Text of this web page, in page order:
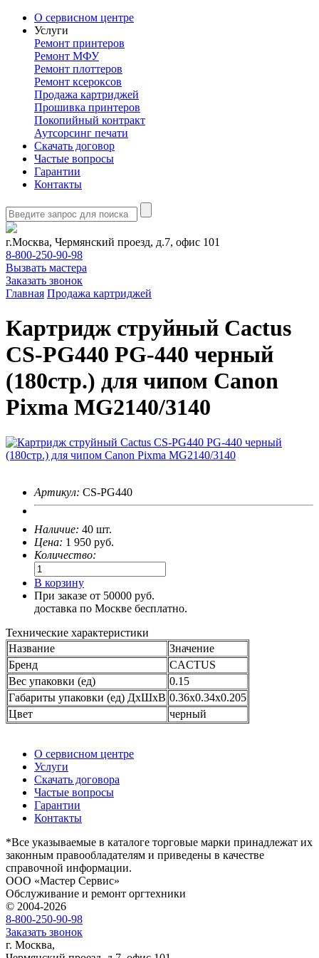
О сервисном центре
Услуги
Ремонт принтеров
Ремонт МФУ
Ремонт плоттеров
Ремонт ксероксов
Продажа картриджей
Прошивка принтеров
Покопийный контракт
Аутсорсинг печати
Скачать договор
Частые вопросы
Гарантии
Контакты
г.Москва, Чермянский проезд, д.7, офис 101
8-800-250-90-98
Вызвать мастера
Заказать звонок
Главная Продажа картриджей
Картридж струйный Cactus
CS-PG440 PG-440 черный
(180стр.) для чипом Canon
Pixma MG2140/3140
Артикул: CS-PG440
Наличие: 40 шт.
Цена: 1 950 руб.
Количество:
В корзину
При заказе от 50000 руб.
доставка по Москве бесплатно.
Технические характеристики
Название
Значение
Бренд
CACTUS
Вес упаковки (ед)
0.15
Габариты упаковки (ед) ДхШхВ 0.36x0.34x0.205
Цвет
черный
О сервисном центре
Услуги
Скачать договора
Частые вопросы
Гарантии
Контакты
*Все указываемые в каталоге торговые марки принадлежат их
законным правообладателям и приведены в качестве
справочной информации.
ООО «Мастер Сервис»
Обслуживание и ремонт оргтехники
© 2004-2026
8-800-250-90-98
Заказать звонок
г. Москва,